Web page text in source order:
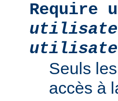
Require
Seuls
accès à